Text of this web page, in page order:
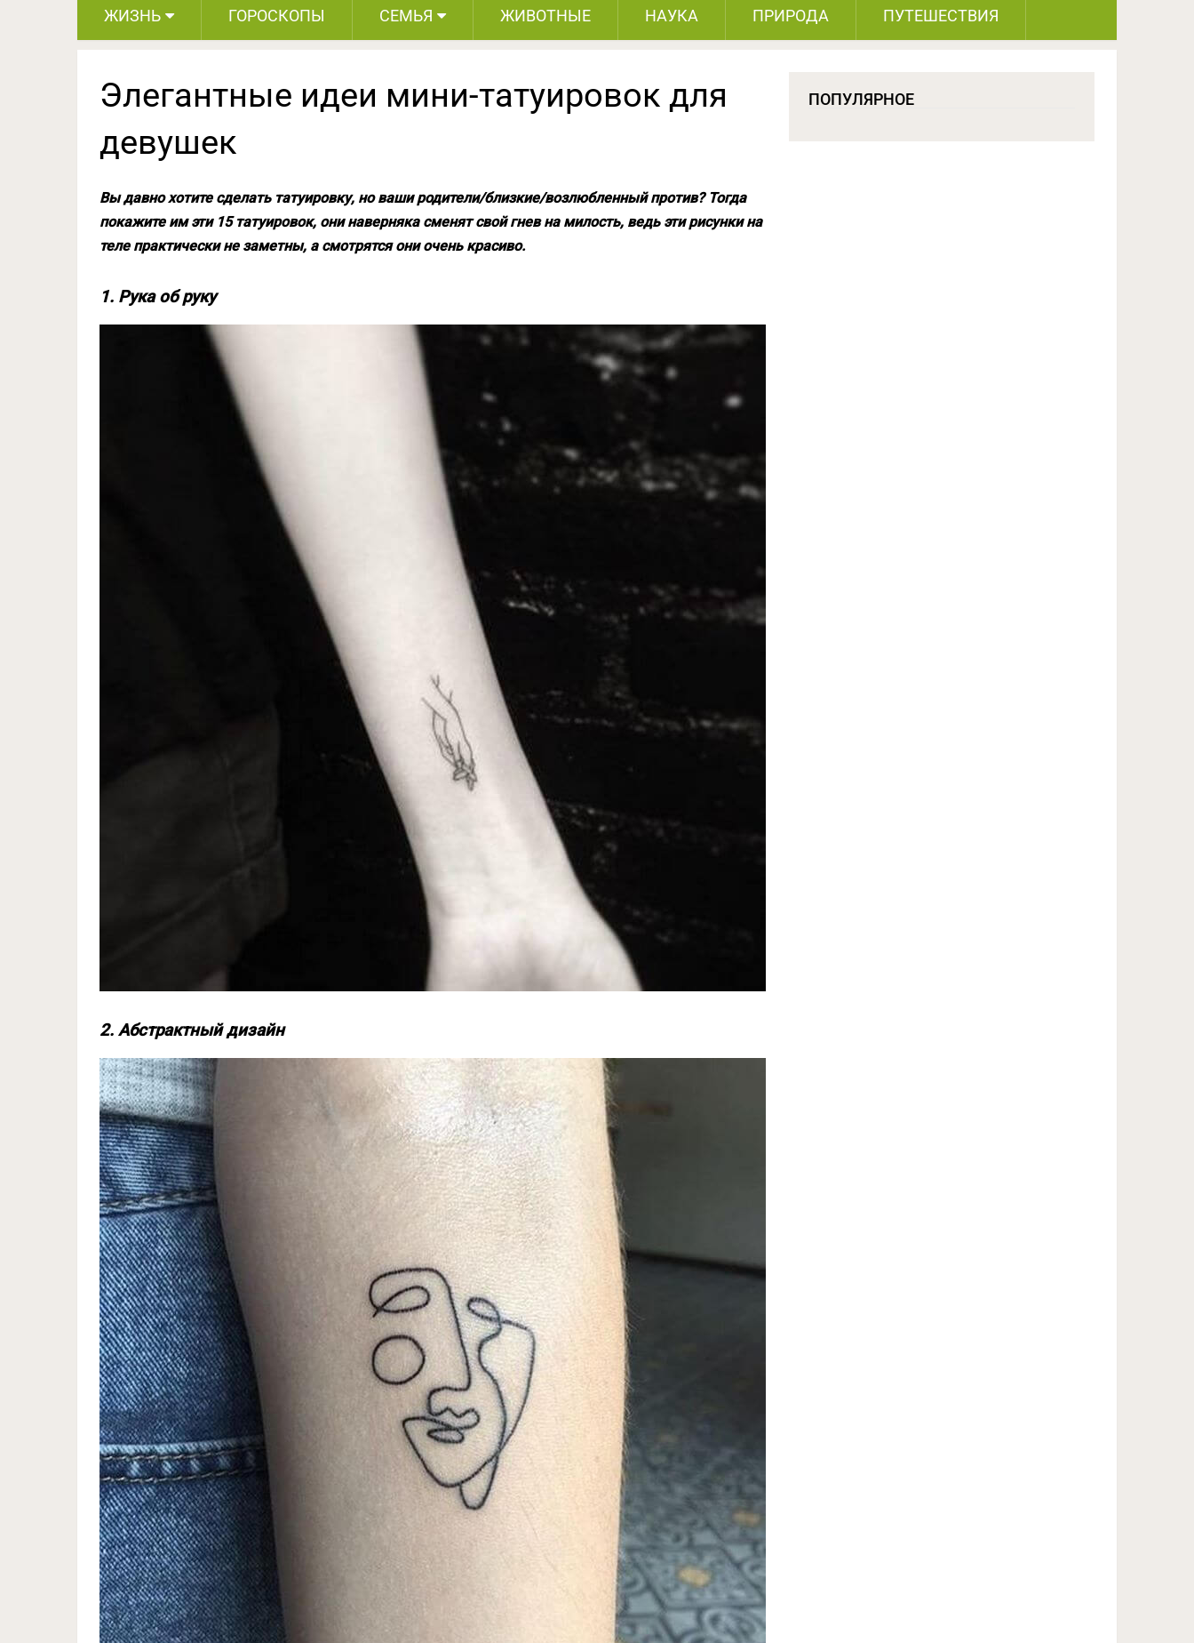
ЖИЗНЬ ГОРОСКОПЫ СЕМЬЯ ЖИВОТНЫЕ НАУКА ПРИРОДА ПУТЕШЕСТВИЯ
Элегантные идеи мини-татуировок для
девушек
Вы давно хотите сделать татуировку, но ваши родители/близкие/возлюбленный против? Тогда
покажите им эти 15 татуировок, они наверняка сменят свой гнев на милость, ведь эти рисунки на
теле практически не заметны, а смотрятся они очень красиво.
1. Рука об руку
2. Абстрактный дизайн
ПОПУЛЯРНОЕ